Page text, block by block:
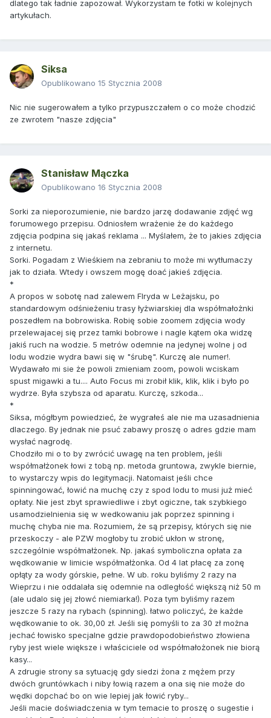
dlatego tak ładnie zapozował. Wykorzystam te fotki w kolejnych
artykułach.
Siksa
Opublikowano 15 Stycznia 2008
Nic nie sugerowałem a tylko przypuszczałem o co może chodzić
ze zwrotem "nasze zdjęcia"
Stanisław Mączka
Opublikowano 16 Stycznia 2008
Sorki za nieporozumienie, nie bardzo jarzę dodawanie zdjęć wg
forumowego przepisu. Odniosłem wrażenie że do każdego
zdjęcia podpina się jakaś reklama ... Myślałem, że to jakies zdjęcia
z internetu.
Sorki. Pogadam z Wieśkiem na zebraniu to może mi wytłumaczy
jak to działa. Wtedy i owszem mogę doać jakieś zdjęcia.
*
A propos w sobotę nad zalewem Flryda w Leżajsku, po
standardowym odśnieżeniu trasy łyżwiarskiej dla współmałożnki
poszedłem na bobrowiska. Robię sobie zoomem zdjęcia wody
przelewajacej się przez tamki bobrowe i nagle kątem oka widzę
jakiś ruch na wodzie. 5 metrów odemnie na jedynej wolne j od
lodu wodzie wydra bawi się w "śrubę". Kurczę ale numer!.
Wydawało mi sie że powoli zmieniam zoom, powoli wciskam
spust migawki a tu.... Auto Focus mi zrobił klik, klik, klik i było po
wydrze. Była szybsza od aparatu. Kurczę, szkoda...
*
Siksa, mógłbym powiedzieć, że wygrałeś ale nie ma uzasadnienia
dlaczego. By jednak nie psuć zabawy proszę o adres gdzie mam
wysłać nagrodę.
Chodziło mi o to by zwrócić uwagę na ten problem, jeśli
współmałżonek łowi z tobą np. metoda gruntowa, zwykle biernie,
to wystarczy wpis do legitymacji. Natomaist jeśli chce
spinningować, łowić na muchę czy z spod lodu to musi już mieć
opłaty. Nie jest zbyt sprawiedliwe i zbyt ogiczne, tak szybkiego
usamodzielnienia się w wedkowaniu jak poprzez spinning i
muchę chyba nie ma. Rozumiem, że są przepisy, których się nie
przeskoczy - ale PZW mogłoby tu zrobić ukłon w stronę,
szczególnie współmałżonek. Np. jakaś symboliczna opłata za
wędkowanie w limicie współmałżonka. Od 4 lat płacę za zonę
opłąty za wody górskie, pełne. W ub. roku byliśmy 2 razy na
Wieprzu i nie oddalała się odemnie na odległość większą niż 50 m
(ale udalo się jej złowć niemiarka!). Poza tym byliśmy razem
jeszcze 5 razy na rybach (spinning). łatwo policzyć, że każde
wędkowanie to ok. 30,00 zł. Jeśli się pomyśli to za 30 zł można
jechać łowisko specjalne gdzie prawdopodobieństwo złowiena
ryby jest wiele większe i właściciele od współmałożonek nie biorą
kasy...
A zdrugie strony sa sytuację gdy siedzi żona z mężem przy
dwóch gruntówkach i niby łowią razem a ona się nie może do
wędki dopchać bo on wie lepiej jak łowić ryby...
Jeśli macie doświadczenia w tym temacie to proszę o sugestie i